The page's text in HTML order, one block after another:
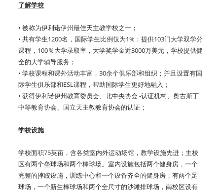
了解学校
• 被称为伊利诺伊州最佳天主教学校之一；
• 共有学生1200名，国际学生比例仅为1%；提供103门大学双学分
课程，100％大学录取率，大学奖学金近3000万美元，学校提供健
全的大学辅导服务；
• 学校课程和课外活动丰富，30余个俱乐部和组织；并且设置有国
际学生俱乐部和ESL课程，帮助国际学生更好地融入；
• 获得伊利诺伊州教育委员会、北中央协会 -认证机构、奥古斯丁
中等教育协会、国立天主教教育协会的认证；
学校设施
学校面积75英亩，含各类室内外运动场馆，教学设施先进；主校
区有两个垒球场和两个棒球场。室内设施包括两个健身房，一个
完整的摔跤设施，训练中心和一个设备齐全的健身房，有两个足
球场，一个新生棒球场和两个全尺寸的沙滩排球场，南校区设有